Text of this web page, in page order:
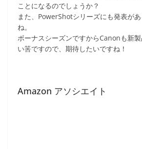
ことになるのでしょうか？
また、PowerShotシリーズにも発表が
ね。
ボーナスシーズンですからCanonも新
い筈ですので、期待したいですね！
Amazon アソシエイト